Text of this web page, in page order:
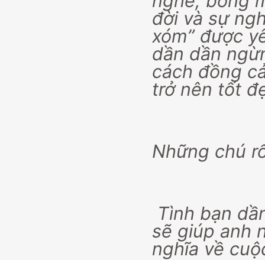
đời và sự
xóm” được
dần dần
cách đồng
trở nên tốt
Những chú
Tình bạn
sẽ giúp anh
nghĩa về